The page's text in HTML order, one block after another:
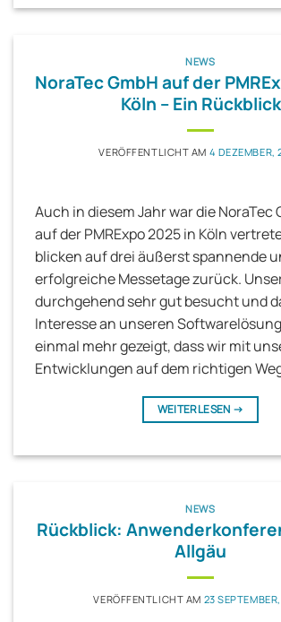
NEWS
NoraTec GmbH auf der
Köln – Ein Rückblick
VERÖFFENTLICHT AM 4 DEZEMBER,
Auch in diesem Jahr war die NoraTec
auf der PMRExpo 2025 in Köln
blicken auf drei äußerst spannende
erfolgreiche Messetage zurück.
durchgehend sehr gut besucht und
Interesse an unseren
einmal mehr gezeigt, dass wir mit
Entwicklungen auf dem richtigen
WEITERLESEN →
NEWS
Rückblick:
Allgäu
VERÖFFENTLICHT AM 23